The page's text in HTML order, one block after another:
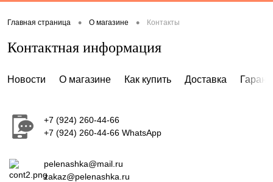
Главная страница • О магазине • Контакты
Контактная информация
Новости О магазине Как купить Доставка
+7 (924) 260-44-66
+7 (924) 260-44-66 WhatsApp
pelenashka@mail.ru
zakaz@pelenashka.ru